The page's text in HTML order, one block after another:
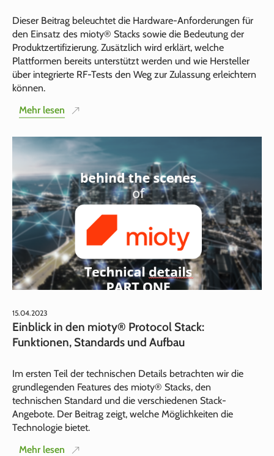
Dieser Beitrag beleuchtet die Hardware-Anforderungen für
den Einsatz des mioty® Stacks sowie die Bedeutung der
Produktzertifizierung. Zusätzlich wird erklärt, welche
Plattformen bereits unterstützt werden und wie Hersteller
über integrierte RF-Tests den Weg zur Zulassung erleichtern
können.
Mehr lesen
15.04.2023
Einblick in den mioty® Protocol Stack:
Funktionen, Standards und Aufbau
Im ersten Teil der technischen Details betrachten wir die
grundlegenden Features des mioty® Stacks, den
technischen Standard und die verschiedenen Stack-
Angebote. Der Beitrag zeigt, welche Möglichkeiten die
Technologie bietet.
Mehr lesen